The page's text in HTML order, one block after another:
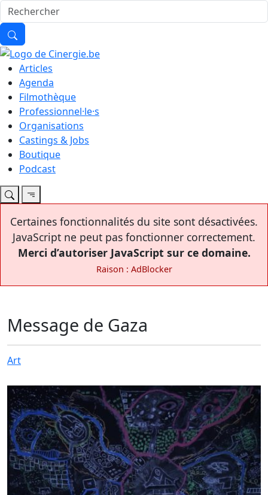
Articles
Agenda
Filmothèque
Professionnel·le·s
Organisations
Castings & Jobs
Boutique
Podcast
Certaines fonctionnalités du site sont désactivées.
JavaScript ne peut pas fonctionner correctement.
Merci d’autoriser JavaScript sur ce domaine.
Raison : AdBlocker
Message de Gaza
Art